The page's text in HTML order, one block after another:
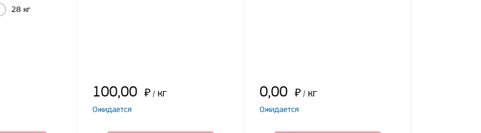
28 кг
100,00 ₽ / кг
Ожидается
0,00 ₽ / кг
Ожидается